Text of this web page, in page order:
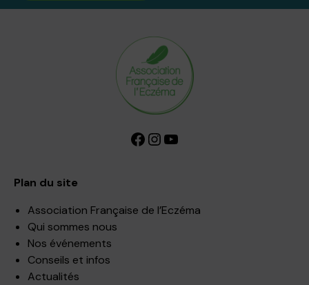
Facebook InstagramYouTube
Plan du site
Association Française de l’Eczéma
Qui sommes nous
Nos événements
Conseils et infos
Actualités